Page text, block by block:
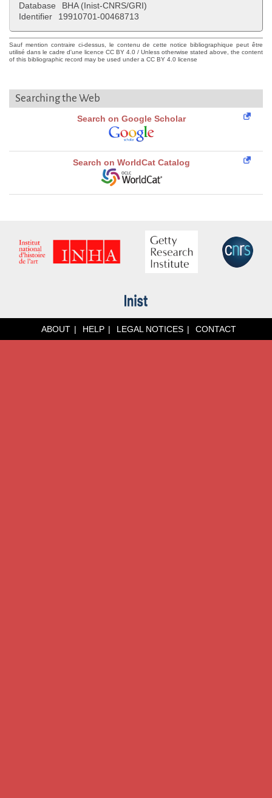
Database
BHA (Inist-CNRS/GRI)
Identifier
19910701-00468713
Sauf mention contraire ci-dessus, le contenu de cette notice bibliographique peut être
utilisé dans le cadre d'une licence CC BY 4.0 / Unless otherwise stated above, the content
of this bibliographic record may be used under a CC BY 4.0 license
Searching the Web
Search on Google Scholar
Search on WorldCat Catalog
ABOUT HELP LEGAL NOTICES CONTACT